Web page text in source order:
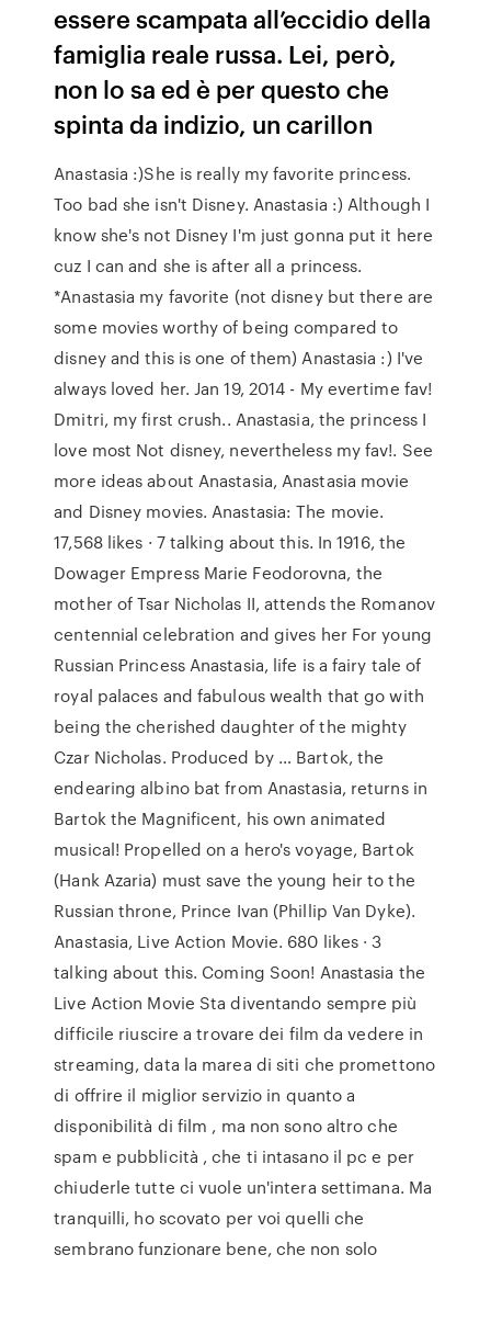
essere scampata all’eccidio della
famiglia reale russa. Lei, però,
non lo sa ed è per questo che
spinta da indizio, un carillon
Anastasia :)She is really my favorite princess.
Too bad she isn't Disney. Anastasia :) Although I
know she's not Disney I'm just gonna put it here
cuz I can and she is after all a princess.
*Anastasia my favorite (not disney but there are
some movies worthy of being compared to
disney and this is one of them) Anastasia :) I've
always loved her. Jan 19, 2014 - My evertime fav!
Dmitri, my first crush.. Anastasia, the princess I
love most Not disney, nevertheless my fav!. See
more ideas about Anastasia, Anastasia movie
and Disney movies. Anastasia: The movie.
17,568 likes · 7 talking about this. In 1916, the
Dowager Empress Marie Feodorovna, the
mother of Tsar Nicholas II, attends the Romanov
centennial celebration and gives her For young
Russian Princess Anastasia, life is a fairy tale of
royal palaces and fabulous wealth that go with
being the cherished daughter of the mighty
Czar Nicholas. Produced by … Bartok, the
endearing albino bat from Anastasia, returns in
Bartok the Magnificent, his own animated
musical! Propelled on a hero's voyage, Bartok
(Hank Azaria) must save the young heir to the
Russian throne, Prince Ivan (Phillip Van Dyke).
Anastasia, Live Action Movie. 680 likes · 3
talking about this. Coming Soon! Anastasia the
Live Action Movie Sta diventando sempre più
difficile riuscire a trovare dei film da vedere in
streaming, data la marea di siti che promettono
di offrire il miglior servizio in quanto a
disponibilità di film , ma non sono altro che
spam e pubblicità , che ti intasano il pc e per
chiuderle tutte ci vuole un'intera settimana. Ma
tranquilli, ho scovato per voi quelli che
sembrano funzionare bene, che non solo